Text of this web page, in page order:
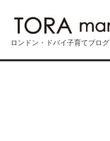
ロンドン・ドバイ子育てブログ